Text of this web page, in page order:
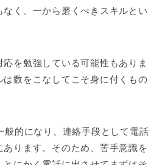
く、一から磨くべきスキルとい
を勉強している可能性もありま
数をこなしてこそ身に付くもの
般的になり、連絡手段として電話
あります。そのため、苦手意識を